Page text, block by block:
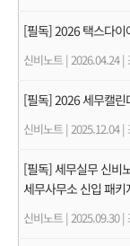
[필독] 2026 택스다이
신비노트 | 2026.04.24 |
[필독] 2026 세무캘린
신비노트 | 2025.12.04 |
[필독] 세무실무 신비
세무사무소 신입 패
신비노트 | 2025.09.30 |